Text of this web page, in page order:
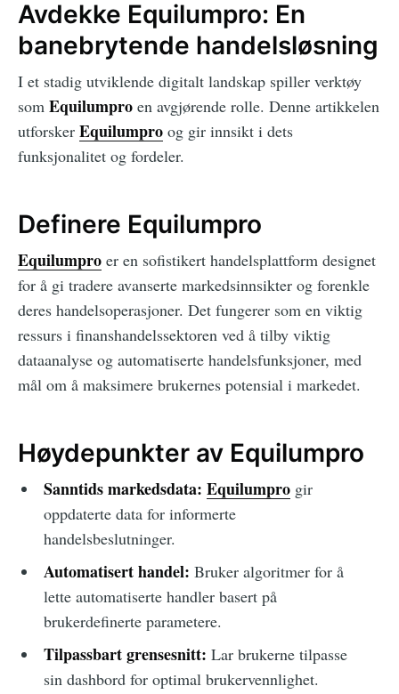
Avdekke Equilumpro: En
banebrytende handelsløsning
I et stadig utviklende digitalt landskap spiller verktøy
som Equilumpro en avgjørende rolle. Denne artikkelen
utforsker Equilumpro og gir innsikt i dets
funksjonalitet og fordeler.
Definere Equilumpro
Equilumpro er en sofistikert handelsplattform designet
for å gi tradere avanserte markedsinnsikter og forenkle
deres handelsoperasjoner. Det fungerer som en viktig
ressurs i finanshandelssektoren ved å tilby viktig
dataanalyse og automatiserte handelsfunksjoner, med
mål om å maksimere brukernes potensial i markedet.
Høydepunkter av Equilumpro
Sanntids markedsdata: Equilumprogir
oppdaterte data for informerte
handelsbeslutninger.
Automatisert handel: Bruker algoritmer for å
lette automatiserte handler basert på
brukerdefinerte parametere.
Tilpassbart grensesnitt: Lar brukerne tilpasse
sin dashbord for optimal brukervennlighet.